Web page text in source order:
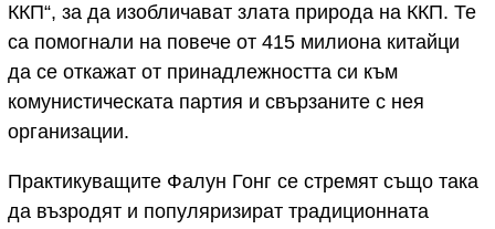
ККП“, за да изобличават злата природа на ККП. Те
са помогнали на повече от 415 милиона китайци
да се откажат от принадлежността си към
комунистическата партия и свързаните с нея
организации.
Практикуващите Фалун Гонг се стремят също така
да възродят и популяризират традиционната